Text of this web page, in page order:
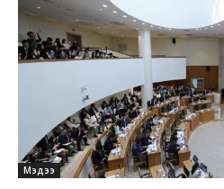
Мэдээ